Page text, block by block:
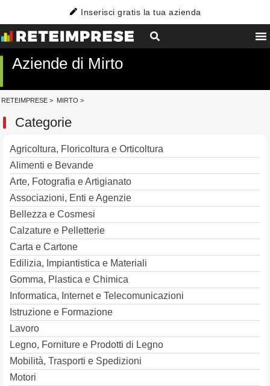
Inserisci gratis la tua azienda
Aziende di Mirto
RETEIMPRESE > MIRTO >
Categorie
Agricoltura, Floricoltura e Orticoltura
Alimenti e Bevande
Arte, Fotografia e Artigianato
Associazioni, Enti e Agenzie
Bellezza e Cosmesi
Calzature e Pelletterie
Carta e Cartone
Edilizia, Impiantistica e Materiali
Gomma, Plastica e Chimica
Informatica, Internet e Telecomunicazioni
Istruzione e Formazione
Lavoro
Legno, Forniture e Prodotti di Legno
Mobilità, Trasporti e Spedizioni
Motori